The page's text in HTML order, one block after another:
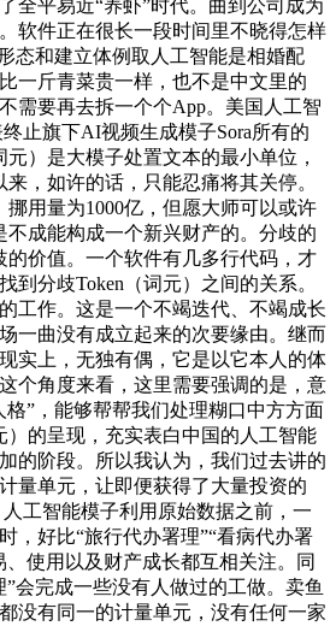
全平易近“养虾”时代。曲到公司成为
软件正在很长一段时间里不晓得怎样
态和建立体例取人工智能是相婚配
一斤青菜贵一样，也不是中文里的
需要再去拆一个个App。美国人工智
止旗下AI视频生成模子Sora所有的
元）是大模子处置文本的最小单位，
来，如许的话，只能忍痛将其关停。
挪用量为1000亿，但愿大师可以或许
不成能构成一个新兴财产的。分歧的
的价值。一个软件有几多行代码，才
到分歧Token（词元）之间的关系。
工作。这是一个不竭迭代、不竭成长
一曲没有成立起来的次要缘由。继而
实上，无独有偶，它是以它本人的体
个角度来看，这里需要强调的是，意
格”，能够帮帮我们处理糊口中方方面
）的呈现，充实表白中国的人工智能
的阶段。所以我认为，我们过去讲的
量单元，让即便获得了大量投资的
工智能模子利用原始数据之前，一
，好比“旅行代办署理”“看病代办署
使用以及财产成长都互相关注。同
会完成一些没有人做过的工做。卖鱼
没有同一的计量单元，没有任何一家